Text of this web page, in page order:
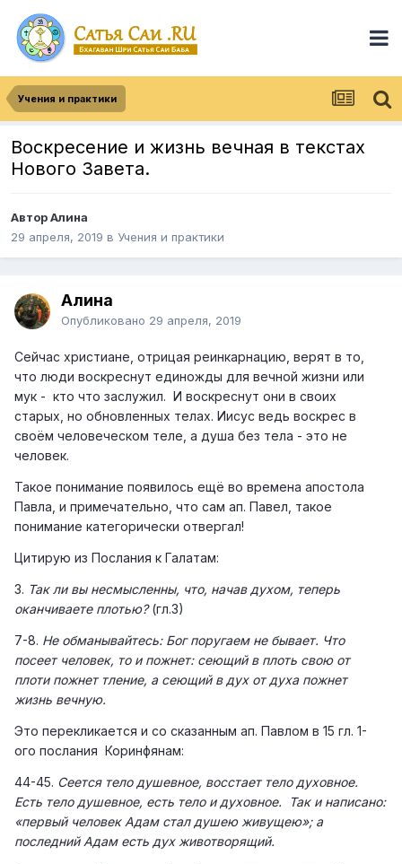
Учения и практики
Воскресение и жизнь вечная в текстах
Нового Завета.
АвторАлина
29 апреля, 2019 в Учения и практики
Алина
Опубликовано 29 апреля, 2019
Сейчас христиане, отрицая реинкарнацию, верят в то,
что люди воскреснут единожды для вечной жизни или
мук - кто что заслужил. И воскреснут они в своих
старых, но обновленных телах. Иисус ведь воскрес в
своём человеческом теле, а душа без тела - это не
человек.
Такое понимание появилось ещё во времена апостола
Павла, и примечательно, что сам ап. Павел, такое
понимание категорически отвергал!
Цитирую из Послания к Галатам:
3. Так ли вы несмысленны, что, начав духом, теперь
оканчиваете плотью?(гл.3)
7-8. Не обманывайтесь: Бог поругаем не бывает. Что
посеет человек, то и пожнет: сеющий в плоть свою от
плоти пожнет тление, а сеющий в дух от духа пожнет
жизнь вечную.
Это перекликается и со сказанным ап. Павлом в 15 гл. 1-
ого послания Коринфянам:
44-45. Сеется тело душевное, восстает тело духовное.
Есть тело душевное, есть тело и духовное. Так и написано:
«первый человек Адам стал душею живущею»; а
последний Адам есть дух животворящий.